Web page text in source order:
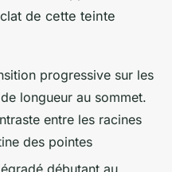
de cette teinte
progressive sur les
longueur au sommet.
entre les racines
des pointes